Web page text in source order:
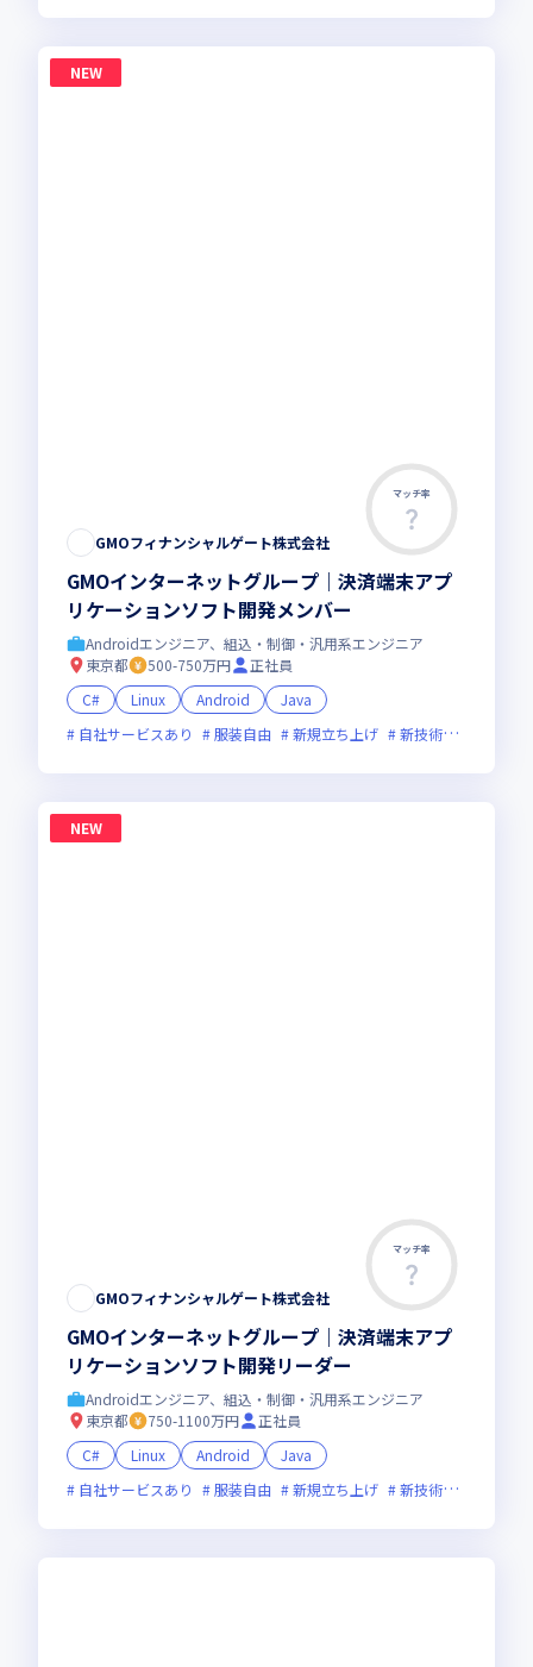
NEW
マッチ率
GMOフィナンシャルゲート株式会社
GMOインターネットグループ｜決済端末アプ
リケーションソフト開発メンバー
Androidエンジニア、組込・制御・汎用系エンジニア
東京都
500-750万円
正社員
C#
Linux Android
Java
自社サービスあり
服装自由 新規立ち上げ 新技術に積極的
NEW
マッチ率
GMOフィナンシャルゲート株式会社
GMOインターネットグループ｜決済端末アプ
リケーションソフト開発リーダー
Androidエンジニア、組込・制御・汎用系エンジニア
東京都
750-1100万円
正社員
C#
Linux Android
Java
自社サービスあり
服装自由 新規立ち上げ 新技術に積極的